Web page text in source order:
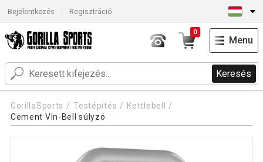
Bejelentkezés Regisztráció
Keresés
0
Menu
GorillaSports Testépítés
Kettlebell
Cement Vin-Bell súlyzó